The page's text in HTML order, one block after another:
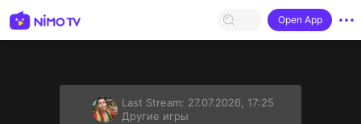
Open App
Last Stream: 27.07.2026, 17:25
Другие игры